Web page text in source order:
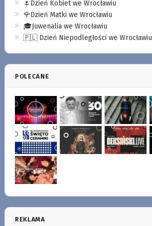
🌷Dzień Kobiet we Wrocławiu
🌹Dzień Matki we Wrocławiu
🎓Juwenalia we Wrocławiu
🇵🇱 Dzień Niepodległości we Wrocławiu
POLECANE
REKLAMA